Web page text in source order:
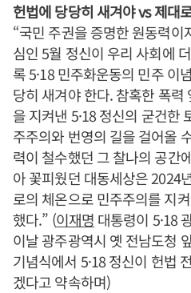
헌법에 당당히 새겨야 vs 제대
“국민 주권을 증명한 원동력
심인 5월 정신이 우리 사회에
록 5·18 민주화운동의 민주 이
당히 새겨야 한다. 참혹한 폭력
을 지켜낸 5·18 정신의 굳건한
주주의와 번영의 길을 걸어올
력이 철수했던 그 찰나의 공간
아 꽃피웠던 대동세상은 2024
로의 체온으로 민주주의를 지
했다.” (이재명 대통령이 5·18
이날 광주광역시 옛 전남도청
기념식에서 5·18 정신이 헌법
겠다고 약속하며)